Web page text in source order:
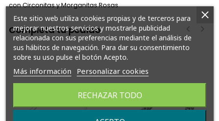
con Circonitas y Morganitas Rosas
Completa tu pedido
‹
Este sitio web utiliza cookies propias y de terceros para
mejorar nuestros servicios y mostrarle publicidad
relacionada con sus preferencias mediante el análisis de
sus hábitos de navegación. Para dar su consentimiento
sobre su uso pulse el botón Acepto.
Más información Personalizar cookies
RECHAZAR TODO